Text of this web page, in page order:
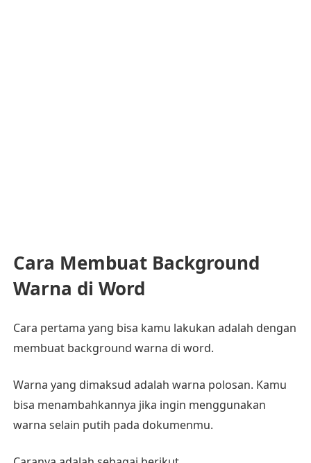
Cara Membuat Background
Warna di Word
Cara pertama yang bisa kamu lakukan adalah dengan
membuat background warna di word.
Warna yang dimaksud adalah warna polosan. Kamu
bisa menambahkannya jika ingin menggunakan
warna selain putih pada dokumenmu.